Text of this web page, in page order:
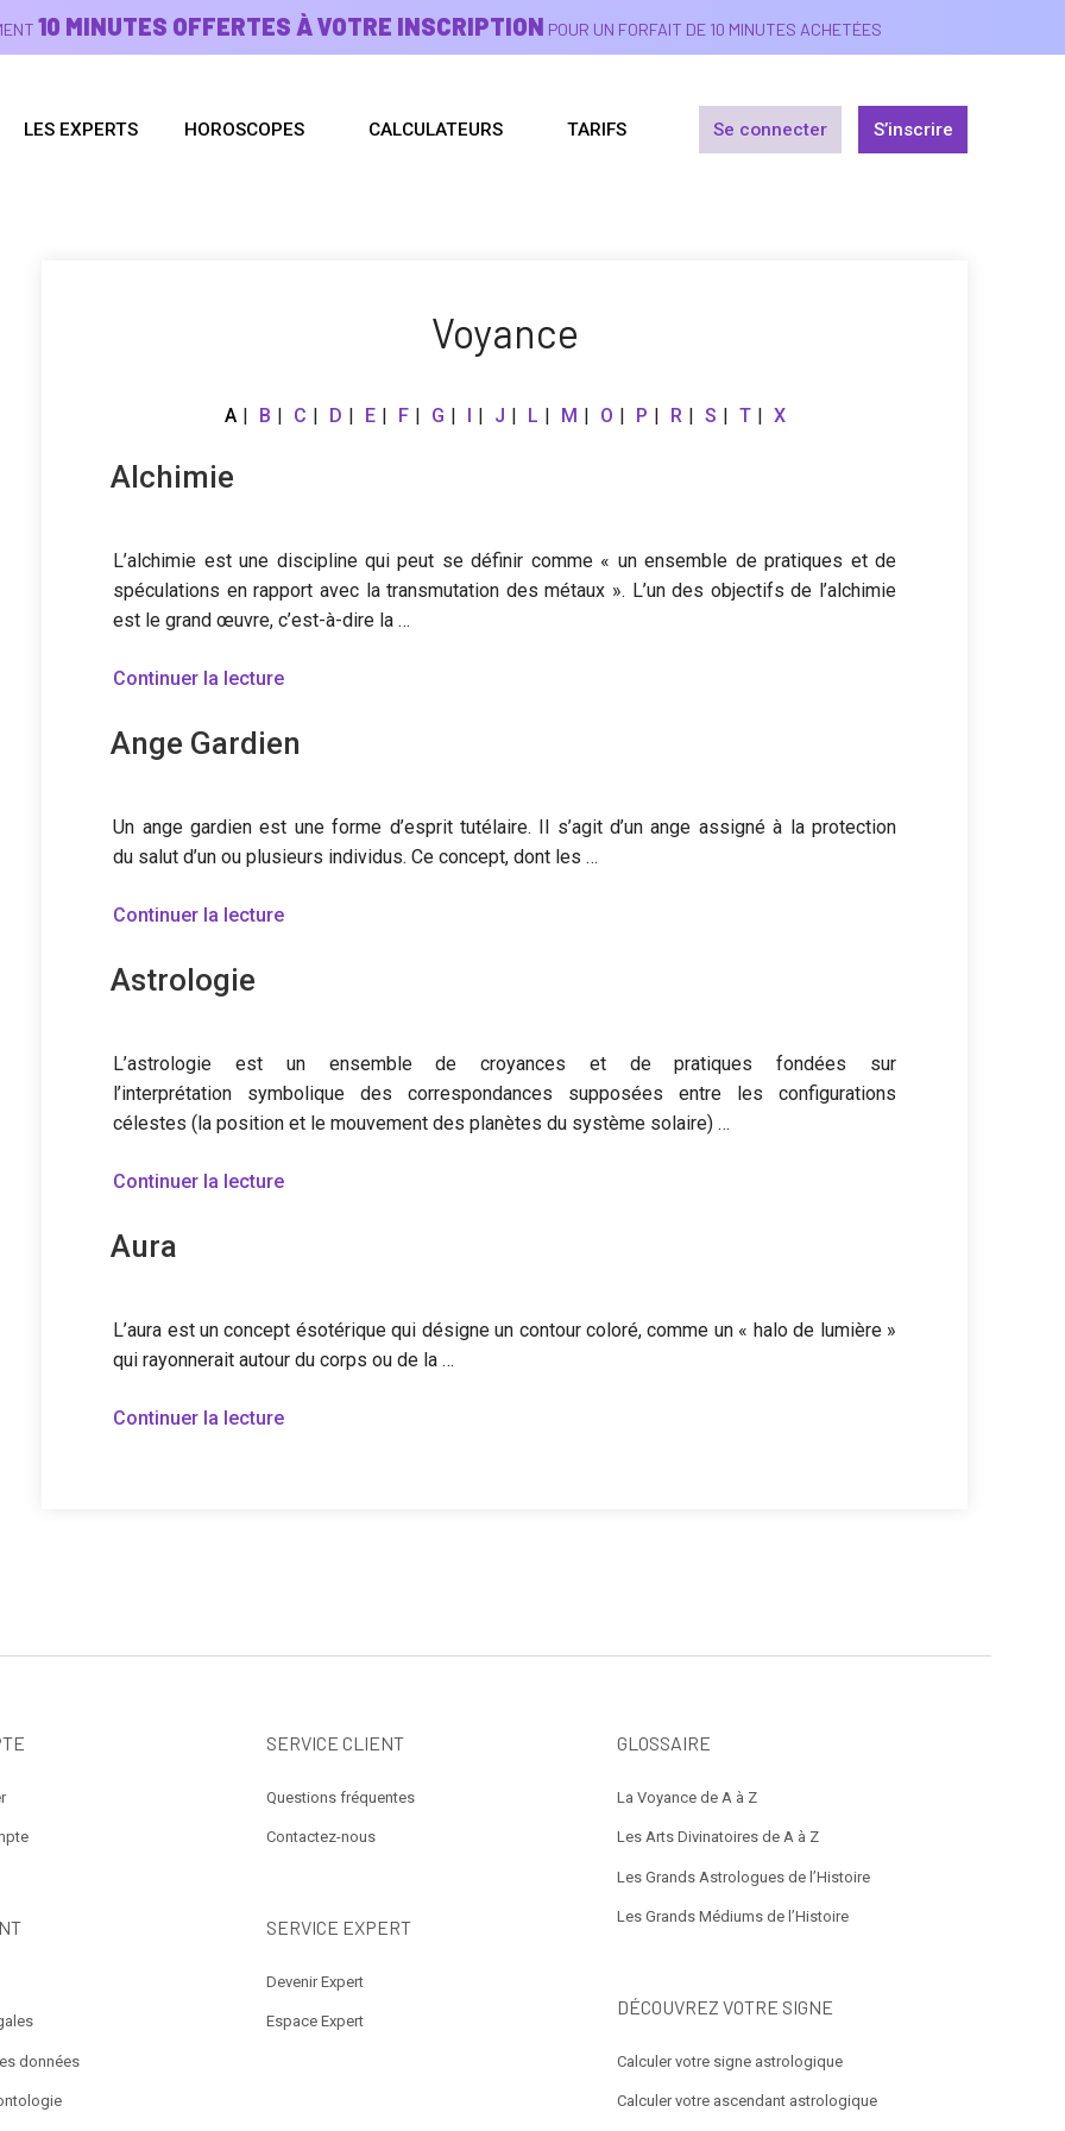
10 MINUTES OFFERTES À VOTRE INSCRIPTION POUR UN FORFAIT DE 10 MINUTES ACHETÉES
LES EXPERTS HOROSCOPES CALCULATEURS TARIFS Se connecter S’inscrire
Voyance
A B C D E F G J L M O P R S T X
Alchimie
L’alchimie est une discipline qui peut se définir comme « un ensemble de pratiques et de
spéculations en rapport avec la transmutation des métaux ». L’un des objectifs de l’alchimie
est le grand œuvre, c’est-à-dire la …
Continuer la lecturede
Ange Gardien
Un ange gardien est une forme d’esprit tutélaire. Il s’agit d’un ange assigné à la protection
du salut d’un ou plusieurs individus. Ce concept, dont les …
Continuer la lecturede
Astrologie
L’astrologie est un ensemble de croyances et de pratiques fondées sur
l’interprétation symbolique des correspondances supposées entre les configurations
célestes (la position et le mouvement des planètes du système solaire) …
Continuer la lecturede
Aura
L’aura est un concept ésotérique qui désigne un contour coloré, comme un « halo de lumière »
qui rayonnerait autour du corps ou de la …
Continuer la lecturede
données
SERVICE CLIENT
Questions fréquentes
Contactez-nous
SERVICE EXPERT
Devenir Expert
Espace Expert
GLOSSAIRE
La Voyance de A à Z
Les Arts Divinatoires de A à Z
Les Grands Astrologues de l’Histoire
Les Grands Médiums de l’Histoire
DÉCOUVREZ VOTRE SIGNE
Calculer votre signe astrologique
Calculer votre ascendant astrologique